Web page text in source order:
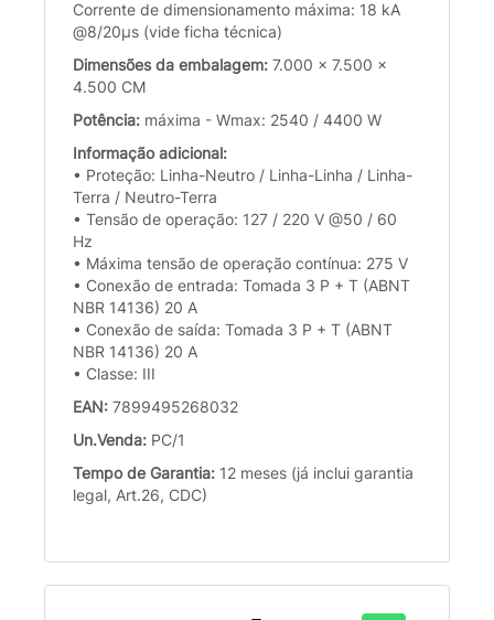
Corrente de dimensionamento máxima: 18 kA
@8/20µs (vide ficha técnica)
Dimensões da embalagem: 7.000 x 7.500 x
4.500 CM
Potência: máxima - Wmax: 2540 / 4400 W
Informação adicional:
• Proteção: Linha-Neutro / Linha-Linha / Linha-
Terra / Neutro-Terra
• Tensão de operação: 127 / 220 V @50 / 60
Hz
• Máxima tensão de operação contínua: 275 V
• Conexão de entrada: Tomada 3 P + T (ABNT
NBR 14136) 20 A
• Conexão de saída: Tomada 3 P + T (ABNT
NBR 14136) 20 A
• Classe: III
EAN: 7899495268032
Un.Venda: PC/1
Tempo de Garantia: 12 meses (já inclui garantia
legal, Art.26, CDC)